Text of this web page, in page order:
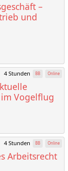
–
und
4 Stunden BB Online
Vogelflug
4 Stunden BB Online
Arbeitsrecht